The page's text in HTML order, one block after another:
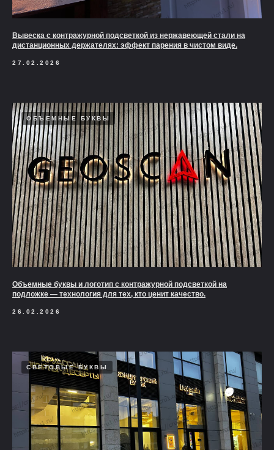
Вывеска с контражурной подсветкой из нержавеющей стали на
дистанционных держателях: эффект парения в чистом виде.
27.02.2026
ОБЪЕМНЫЕ БУКВЫ
Объемные буквы и логотип с контражурной подсветкой на
подложке — технология для тех, кто ценит качество.
26.02.2026
СВЕТОВЫЕ БУКВЫ